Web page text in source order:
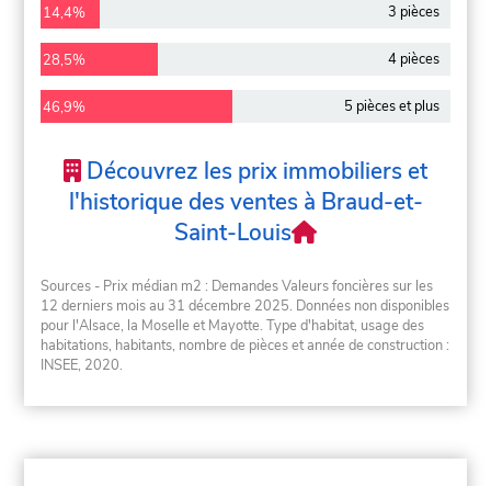
14,4% 3 pièces
28,5% 4 pièces
46,9% 5 pièces et plus
Découvrez les prix immobiliers et
l'historique des ventes à Braud-et-
Saint-Louis
Sources - Prix médian m2 : Demandes Valeurs foncières sur les
12 derniers mois au 31 décembre 2025. Données non disponibles
pour l'Alsace, la Moselle et Mayotte. Type d'habitat, usage des
habitations, habitants, nombre de pièces et année de construction :
INSEE, 2020.